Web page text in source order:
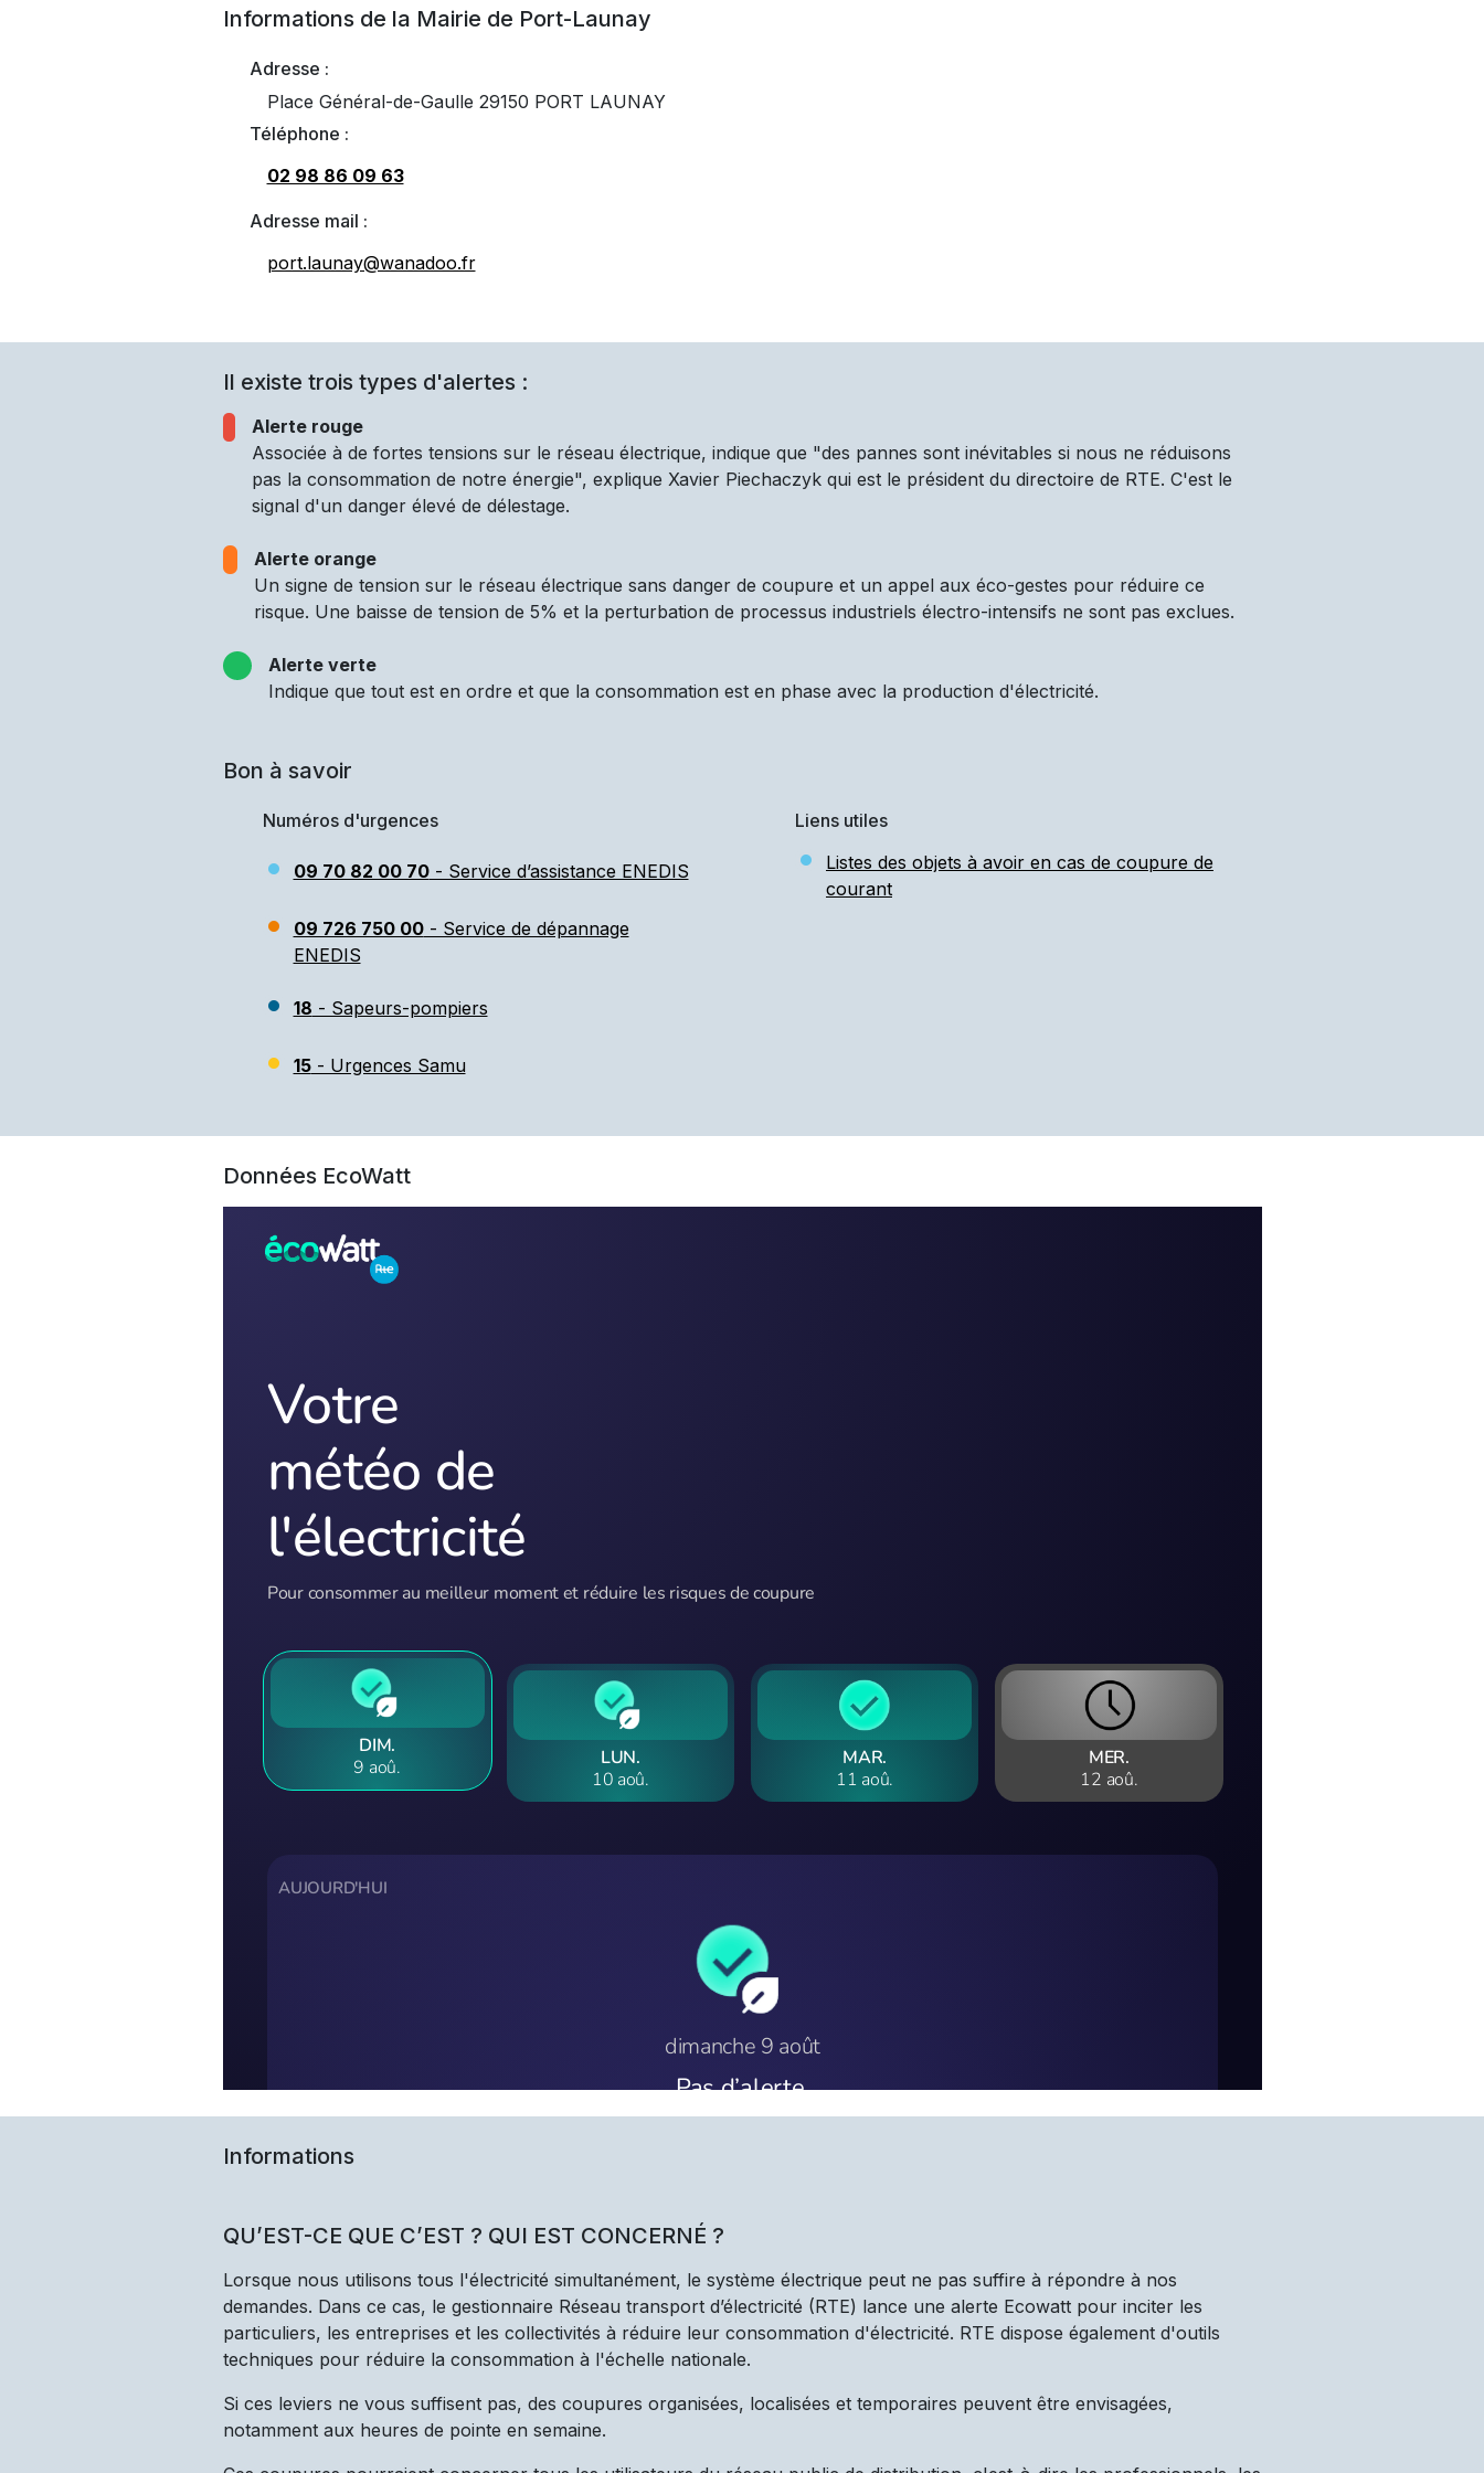
Informations de la Mairie de Port-Launay
Adresse :
Place Général-de-Gaulle 29150 PORT LAUNAY
Téléphone :
02 98 86 09 63
Adresse mail :
port.launay@wanadoo.fr
Il existe trois types d'alertes :
Alerte rouge
Associée à de fortes tensions sur le réseau électrique, indique que "des pannes sont inévitables si nous ne réduisons
pas la consommation de notre énergie", explique Xavier Piechaczyk qui est le président du directoire de RTE. C'est le
signal d'un danger élevé de délestage.
Alerte orange
Un signe de tension sur le réseau électrique sans danger de coupure et un appel aux éco-gestes pour réduire ce
risque. Une baisse de tension de 5% et la perturbation de processus industriels électro-intensifs ne sont pas exclues.
Alerte verte
Indique que tout est en ordre et que la consommation est en phase avec la production d'électricité.
Bon à savoir
Numéros d'urgences
09 70 82 00 70- Service d’assistance ENEDIS
09 726 750 00- Service de dépannage
ENEDIS
18 - Sapeurs-pompiers
15- Urgences Samu
Liens utiles
Listes des objets à avoir en cas de coupure de
courant
Données EcoWatt
Informations
QU’EST-CE QUE C’EST ? QUI EST CONCERNÉ ?
Lorsque nous utilisons tous l'électricité simultanément, le système électrique peut ne pas suffire à répondre à nos
demandes. Dans ce cas, le gestionnaire Réseau transport d’électricité (RTE) lance une alerte Ecowatt pour inciter les
particuliers, les entreprises et les collectivités à réduire leur consommation d'électricité. RTE dispose également d'outils
techniques pour réduire la consommation à l'échelle nationale.
Si ces leviers ne vous suffisent pas, des coupures organisées, localisées et temporaires peuvent être envisagées,
notamment aux heures de pointe en semaine.